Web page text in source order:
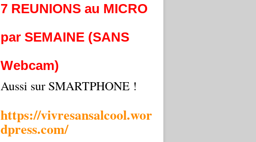
7 REUNIONS au MICRO
par SEMAINE (SANS
Webcam)
Aussi sur SMARTPHONE !
https://vivresansalcool.wor
dpress.com/